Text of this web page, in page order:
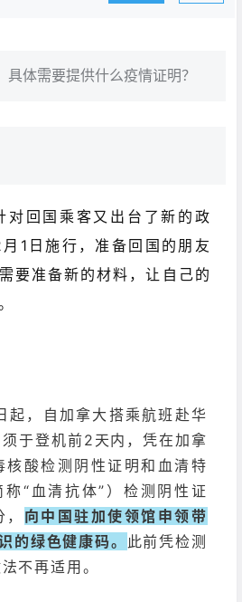
具体需要提供什么疫情证明？
对回国乘客又出台了新的政
1日施行，准备回国的朋友
要准备新的材料，让自己的
起，自加拿大搭乘航班赴华
于登机前2天内，凭在加拿
核酸检测阴性证明和血清特
“血清抗体”）检测阴性证
向中国驻加使领馆申领带
的绿色健康码。
此前凭检测
不再适用。